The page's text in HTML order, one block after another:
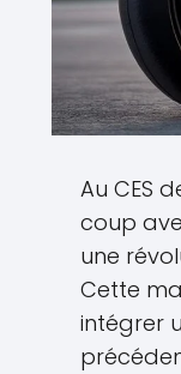
Au CES
coup
une
Cette
intégrer